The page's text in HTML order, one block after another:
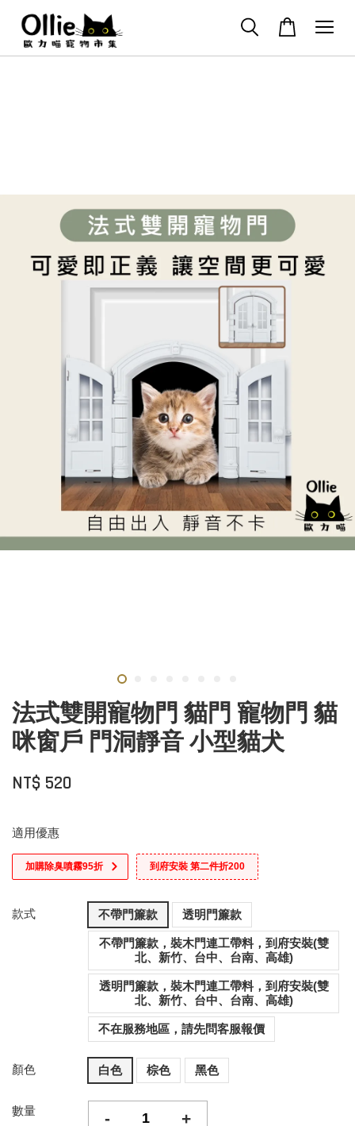
法式雙開寵物門 貓門 寵物門 貓
咪窗戶 門洞靜音 小型貓犬
NT$ 520
適用優惠
加購除臭噴霧95折 到府安裝 第二件折200
款式 不帶門簾款 透明門簾款
不帶門簾款，裝木門連工帶料，到府安裝(雙
北、新竹、台中、台南、高雄)
透明門簾款，裝木門連工帶料，到府安裝(雙
北、新竹、台中、台南、高雄)
不在服務地區，請先問客服報價
顏色 白色 棕色 黑色
數量 - +